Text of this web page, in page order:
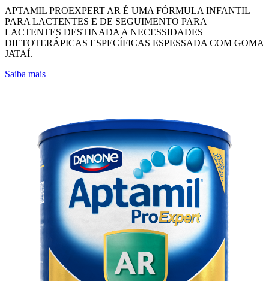
APTAMIL PROEXPERT AR É UMA FÓRMULA INFANTIL
PARA LACTENTES E DE SEGUIMENTO PARA
LACTENTES DESTINADA A NECESSIDADES
DIETOTERÁPICAS ESPECÍFICAS ESPESSADA COM GOMA
JATAÍ.
Saiba mais